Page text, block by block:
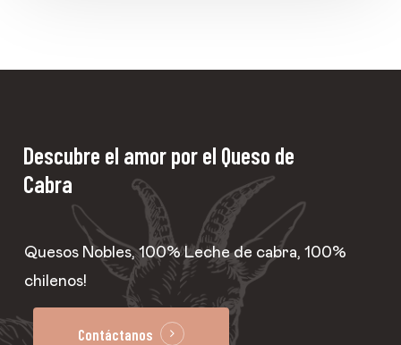
Descubre el amorpor el Queso de
Cabra
Quesos Nobles, 100% Leche de cabra, 100%
chilenos!
Contáctanos